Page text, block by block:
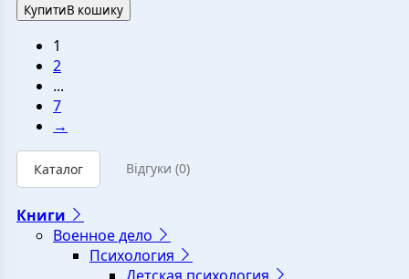
КупитиВ кошику
1
2
...
7
→
Каталог Відгуки (0)
Книги
Военное дело
Психология